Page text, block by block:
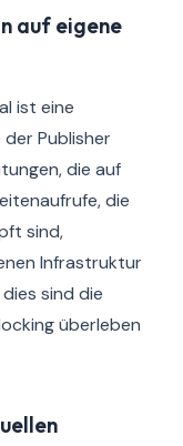
auf eigene
ist eine
Publisher
die auf
die
sind,
Infrastruktur
sind die
überleben